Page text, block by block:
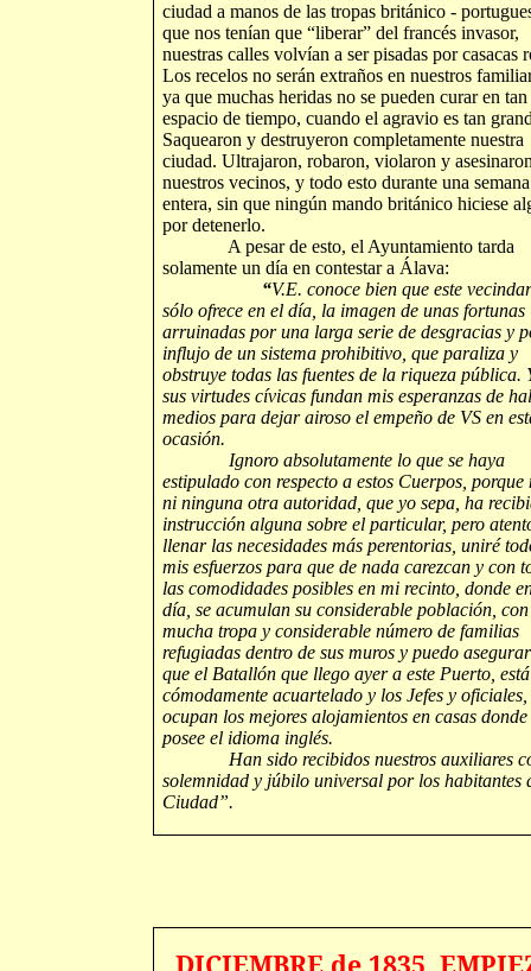
ciudad a manos de las tropas británico -
que nos tenían que “liberar” del francés invasor,
nuestras calles volvían a ser pisadas por casacas
Los recelos no serán extraños en nuestros
ya que muchas heridas no se pueden curar en
espacio de tiempo, cuando el agravio es tan
Saquearon y destruyeron completamente nuestra
ciudad. Ultrajaron, robaron, violaron y
nuestros vecinos, y todo esto durante una semana
entera, sin que ningún mando británico hiciese
por detenerlo.
A pesar de esto, el Ayuntamiento tarda
solamente un día en contestar a Álava:
“V.E. conoce bien que este
sólo ofrece en el día, la imagen de unas fortunas
arruinadas por una larga serie de desgracias y
influjo de un sistema prohibitivo, que paraliza y
obstruye todas las fuentes de la riqueza pública.
sus virtudes cívicas fundan mis esperanzas de
medios para dejar airoso el empeño de VS en
ocasión.
Ignoro absolutamente lo que se haya
estipulado con respecto a estos Cuerpos, porque
ni ninguna otra autoridad, que yo sepa, ha
instrucción alguna sobre el particular, pero
llenar las necesidades más perentorias, uniré
mis esfuerzos para que de nada carezcan y con
las comodidades posibles en mi recinto, donde
día, se acumulan su considerable población, con
mucha tropa y considerable número de familias
refugiadas dentro de sus muros y puedo
que el Batallón que llego ayer a este Puerto, está
cómodamente acuartelado y los Jefes y oficiales,
ocupan los mejores alojamientos en casas donde
posee el idioma inglés.
Han sido recibidos nuestros auxiliares
solemnidad y júbilo universal por los habitantes
Ciudad”.